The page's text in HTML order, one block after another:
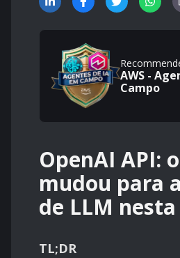
AWS -
Campo
OpenAI API:
mudou para
de LLM
TL;DR